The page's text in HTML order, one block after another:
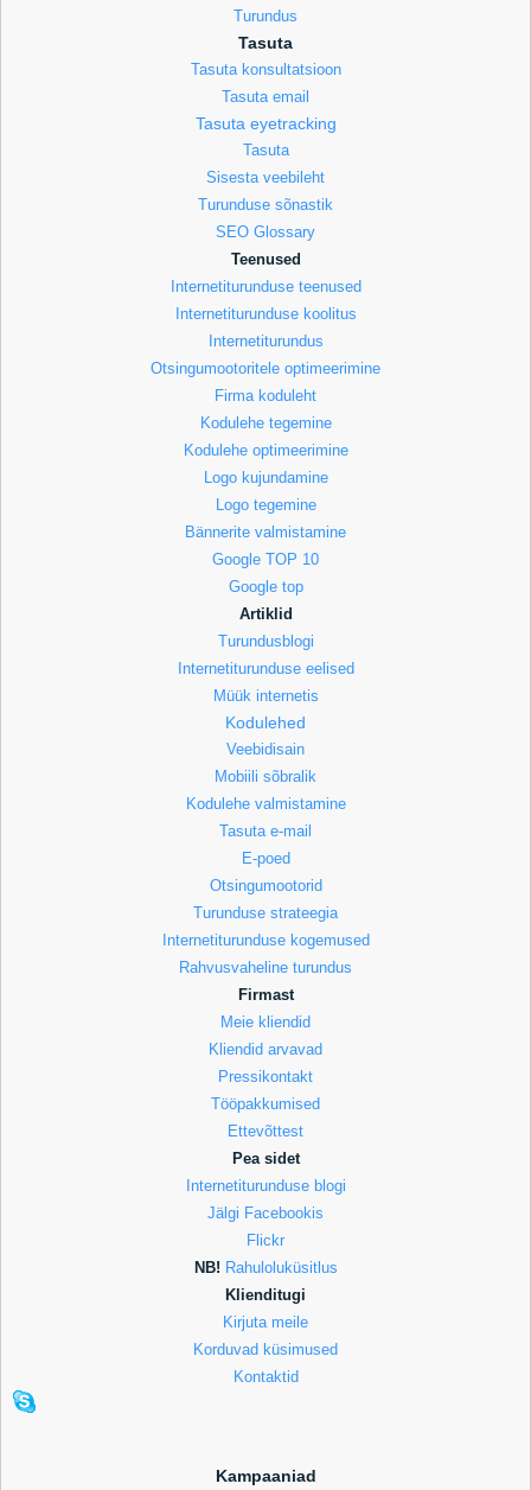
Turundus
Tasuta
Tasuta konsultatsioon
Tasuta email
Tasuta eyetracking
Tasuta
Sisesta veebileht
Turunduse sõnastik
SEO Glossary
Teenused
Internetiturunduse teenused
Internetiturunduse koolitus
Internetiturundus
Otsingumootoritele optimeerimine
Firma koduleht
Kodulehe tegemine
Kodulehe optimeerimine
Logo kujundamine
Logo tegemine
Bännerite valmistamine
Google TOP 10
Google top
Artiklid
Turundusblogi
Internetiturunduse eelised
Müük internetis
Kodulehed
Veebidisain
Mobiili sõbralik
Kodulehe valmistamine
Tasuta e-mail
E-poed
Otsingumootorid
Turunduse strateegia
Internetiturunduse kogemused
Rahvusvaheline turundus
Firmast
Meie kliendid
Kliendid arvavad
Pressikontakt
Tööpakkumised
Ettevõttest
Pea sidet
Internetiturunduse blogi
Jälgi Facebookis
Flickr
NB! Rahuloluküsitlus
Klienditugi
Kirjuta meile
Korduvad küsimused
Kontaktid
Kampaaniad